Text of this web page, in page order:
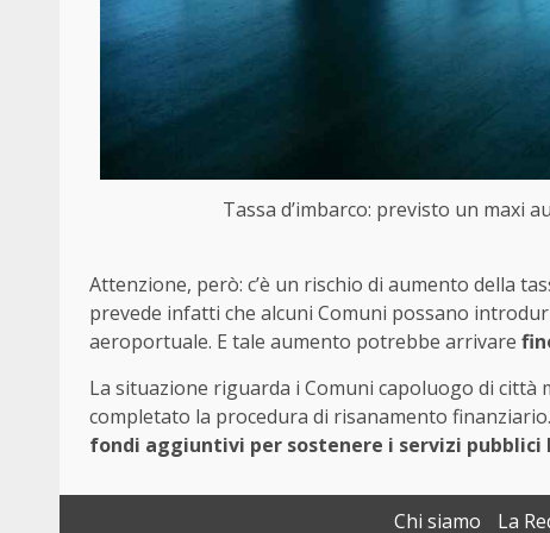
Tassa d’imbarco: previsto un maxi
Attenzione, però: c’è un rischio di aumento della
prevede infatti che alcuni Comuni possano
aeroportuale. E tale aumento potrebbe arrivare
La situazione riguarda i Comuni capoluogo di città
completato la procedura di risanamento
fondi aggiuntivi per sostenere i servizi pubblici
Chi siamo La